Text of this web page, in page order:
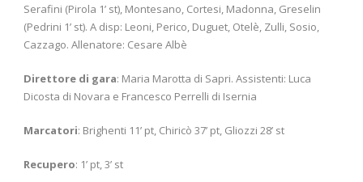
Serafini (Pirola 1’ st), Montesano, Cortesi, Madonna, Greselin
(Pedrini 1’ st). A disp: Leoni, Perico, Duguet, Otelè, Zulli, Sosio,
Cazzago. Allenatore: Cesare Albè
Direttore di gara: Maria Marotta di Sapri. Assistenti: Luca
Dicosta di Novara e Francesco Perrelli di Isernia
Marcatori: Brighenti 11’ pt, Chiricò 37’ pt, Gliozzi 28’ st
Recupero: 1’ pt, 3’ st